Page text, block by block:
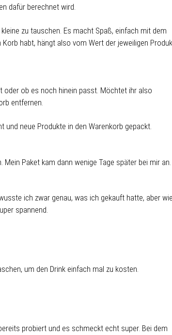
dafür berechnet wird.
zu tauschen. Es macht Spaß, einfach mit dem
habt, hängt also vom Wert der jeweiligen
oder ob es noch hinein passt. Möchtet ihr also
entfernen.
neue Produkte in den Warenkorb gepackt.
Paket kam dann wenige Tage später bei mir an.
ich zwar genau, was ich gekauft hatte, aber wie
spannend.
um den Drink einfach mal zu kosten.
probiert und es schmeckt echt super. Bei dem